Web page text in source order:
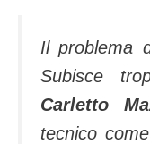
Il problema
Subisce
Carletto
tecnico